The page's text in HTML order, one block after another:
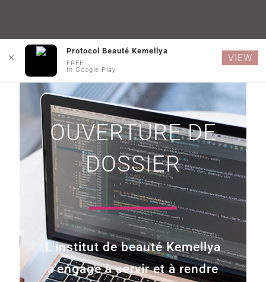
OUVERTURE DE
DOSSIER
L'institut de beauté Kemellya
s'engage à servir et à rendre
✕
Protocol Beauté Kemellya
FREE
In Google Play
VIEW